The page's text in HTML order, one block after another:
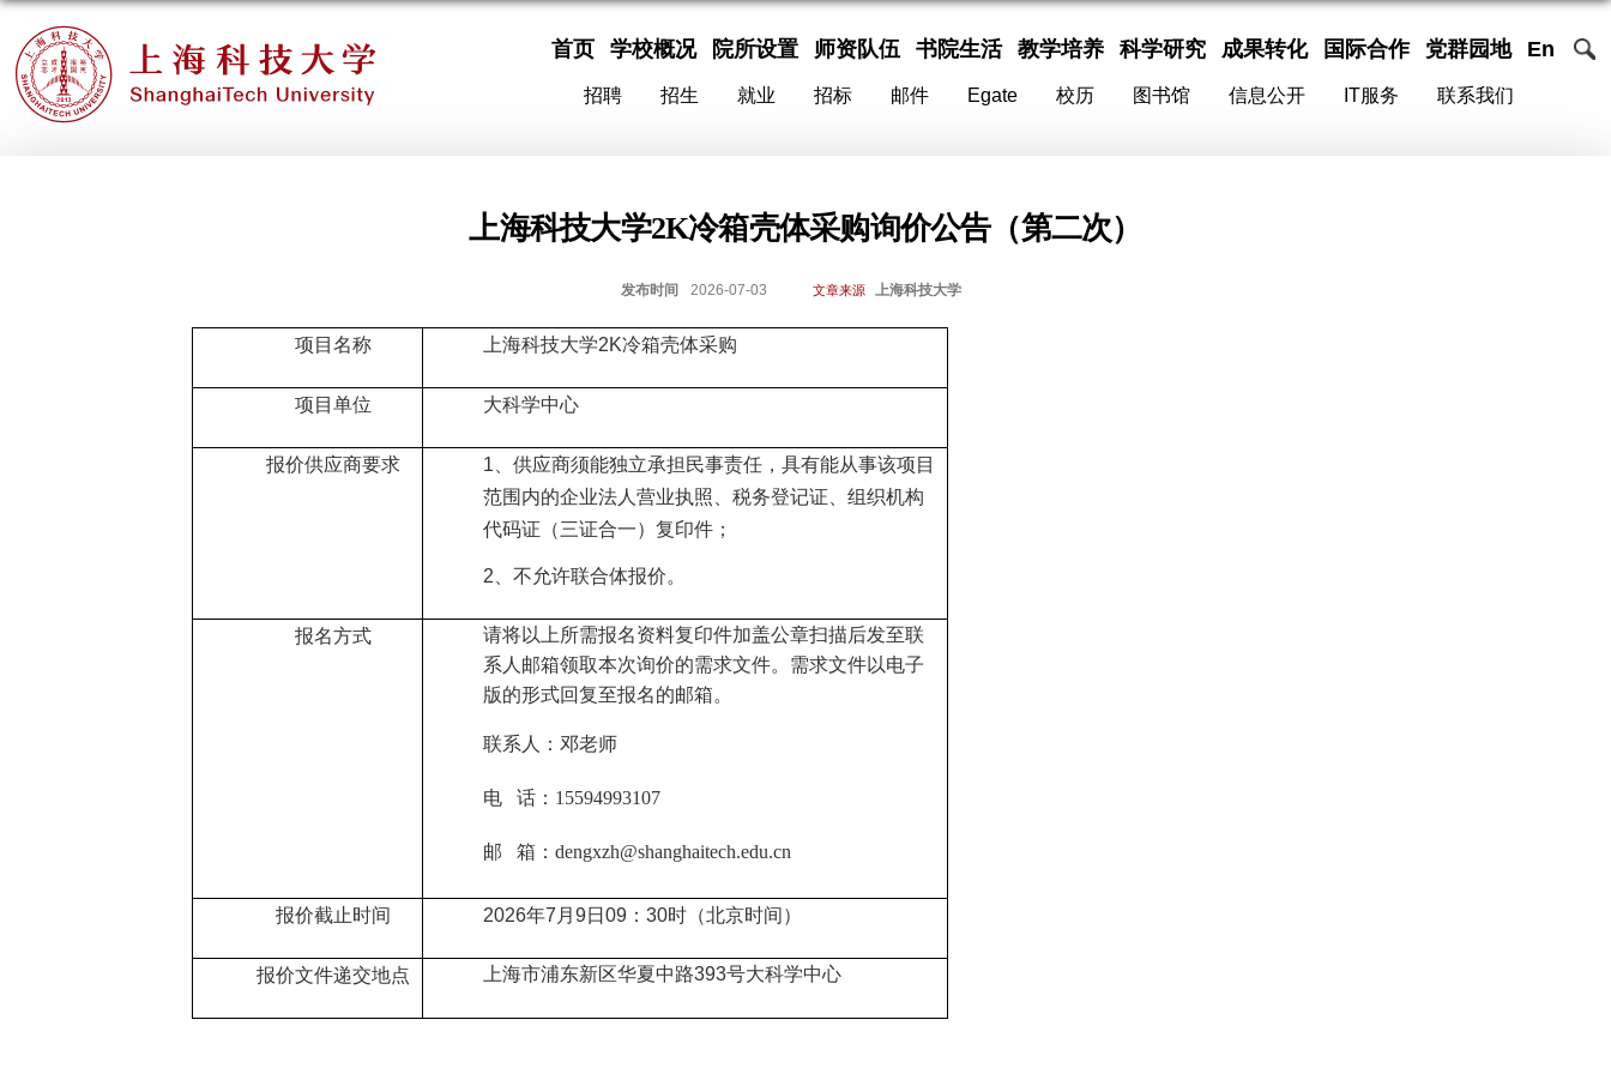
首页 学校概况 院所设置 师资队伍 书院生活 教学培养 科学研究 成果转化 国际合作 党群园地 En
招聘 招生 就业 招标 邮件 Egate 校历 图书馆 信息公开 IT服务 联系我们
上海科技大学2K冷箱壳体采购询价公告（第二次）
发布时间 2026-07-03 文章来源 上海科技大学
项目名称 上海科技大学2K冷箱壳体采购
项目单位 大科学中心
报价供应商要求 1 、供应商须能独立承担民事责任，具有能从事该项目
范围内的企业法人营业执照、税务登记证、组织机构
代码证（三证合一）复印件；
2、不允许联合体报价。
报名方式
请将以上所需报名资料复印件加盖公章扫描后发至联
系人邮箱领取本次询价的需求文件。需求文件以电子
版的形式回复至报名的邮箱。
联系人 ：邓老师
电 话：15594993107
邮 箱：dengxzh@shanghaitech.edu.cn
报价截止时间 2026年7月9日09 ：30时（北京时间）
报价文件递交地点 上海市浦东新区华夏中路393号大科学中心